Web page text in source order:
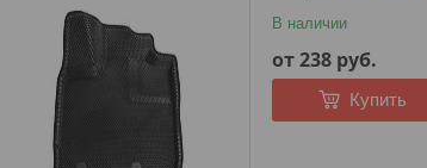
В наличии
от 238 руб.
Купить